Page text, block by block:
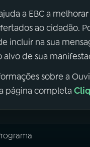
a EBC a
ao cidadão.
incluir na sua
de sua
sobre a
página completa